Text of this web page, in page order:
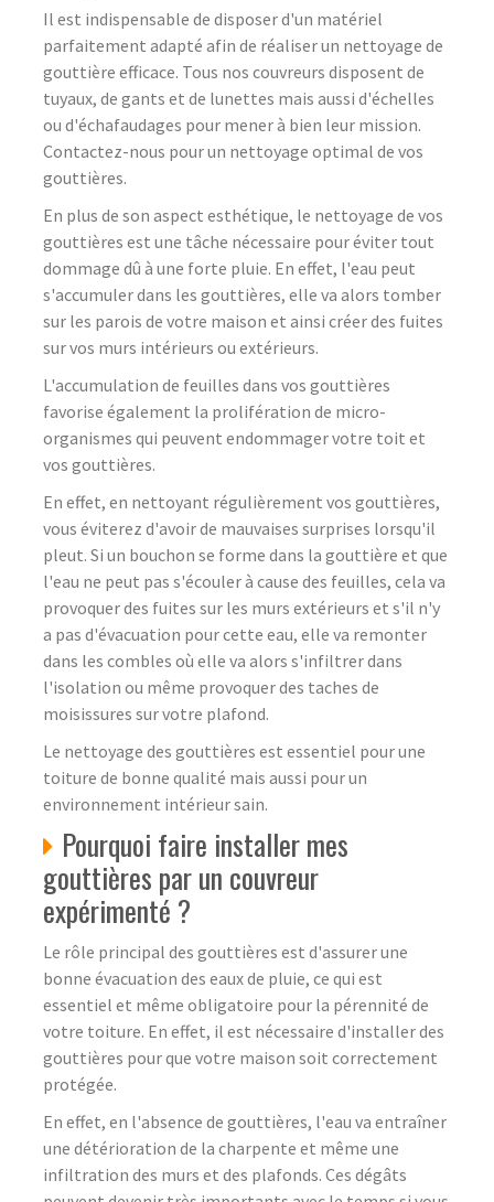
Il est indispensable de disposer d'un matériel
parfaitement adapté afin de réaliser un nettoyage de
gouttière efficace. Tous nos couvreurs disposent de
tuyaux, de gants et de lunettes mais aussi d'échelles
ou d'échafaudages pour mener à bien leur mission.
Contactez-nous pour un nettoyage optimal de vos
gouttières.
En plus de son aspect esthétique, le nettoyage de vos
gouttières est une tâche nécessaire pour éviter tout
dommage dû à une forte pluie. En effet, l'eau peut
s'accumuler dans les gouttières, elle va alors tomber
sur les parois de votre maison et ainsi créer des fuites
sur vos murs intérieurs ou extérieurs.
L'accumulation de feuilles dans vos gouttières
favorise également la prolifération de micro-
organismes qui peuvent endommager votre toit et
vos gouttières.
En effet, en nettoyant régulièrement vos gouttières,
vous éviterez d'avoir de mauvaises surprises lorsqu'il
pleut. Si un bouchon se forme dans la gouttière et que
l'eau ne peut pas s'écouler à cause des feuilles, cela va
provoquer des fuites sur les murs extérieurs et s'il n'y
a pas d'évacuation pour cette eau, elle va remonter
dans les combles où elle va alors s'infiltrer dans
l'isolation ou même provoquer des taches de
moisissures sur votre plafond.
Le nettoyage des gouttières est essentiel pour une
toiture de bonne qualité mais aussi pour un
environnement intérieur sain.
Pourquoi faire installer mes
gouttières par un couvreur
expérimenté ?
Le rôle principal des gouttières est d'assurer une
bonne évacuation des eaux de pluie, ce qui est
essentiel et même obligatoire pour la pérennité de
votre toiture. En effet, il est nécessaire d'installer des
gouttières pour que votre maison soit correctement
protégée.
En effet, en l'absence de gouttières, l'eau va entraîner
une détérioration de la charpente et même une
infiltration des murs et des plafonds. Ces dégâts